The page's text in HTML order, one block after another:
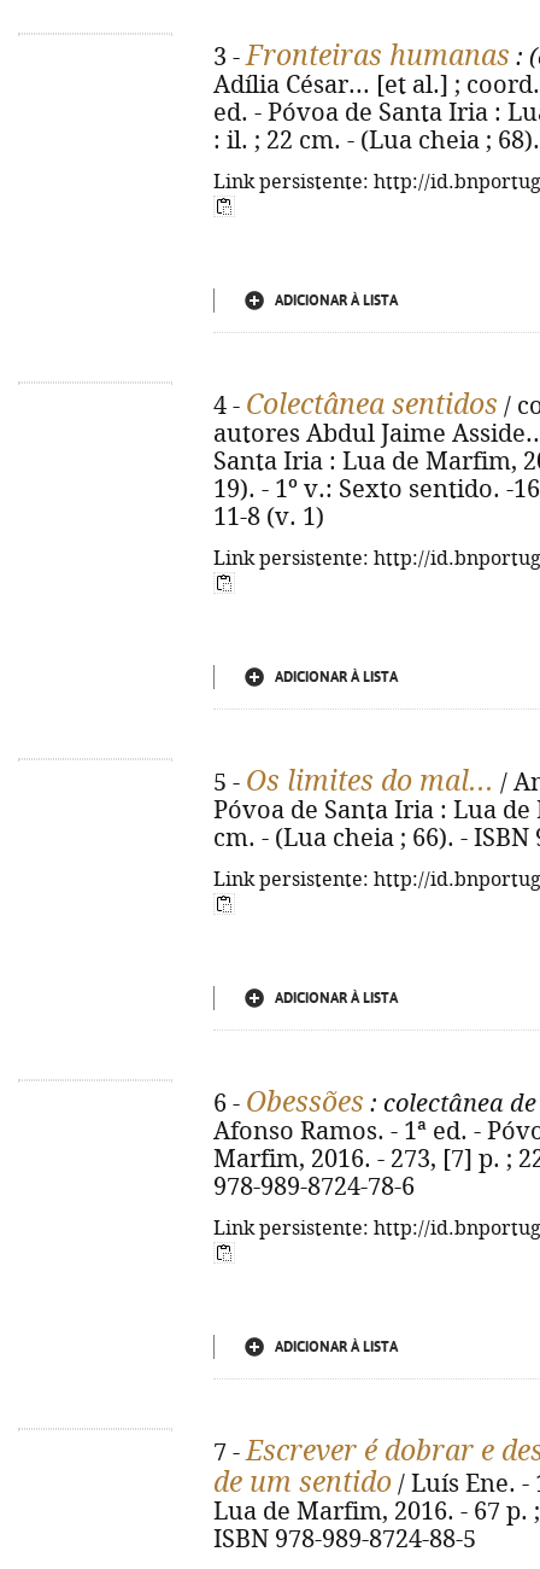
3 -Fronteiras humanas :
Adília César... [et al.] ;
ed. - Póvoa de Santa Iria :
: il. ; 22 cm. - (Lua cheia ;
Link persistente: http://
ADICIONAR À LISTA
4 - Colectânea sentidos /
autores Abdul Jaime
Santa Iria : Lua de Marfim,
19). - 1º v.: Sexto sentido. -
11-8 (v. 1)
Link persistente: http://
ADICIONAR À LISTA
5 - Os limites do mal... /
Póvoa de Santa Iria : Lua
cm. - (Lua cheia ; 66). - ISBN
Link persistente: http://
ADICIONAR À LISTA
6 - Obessões : colectânea
Afonso Ramos. - 1ª ed. -
Marfim, 2016. - 273, [7] p. ;
978-989-8724-78-6
Link persistente: http://
ADICIONAR À LISTA
7 -Escrever é dobrar e
de um sentido / Luís Ene. -
Lua de Marfim, 2016. - 67 p.
ISBN 978-989-8724-88-5